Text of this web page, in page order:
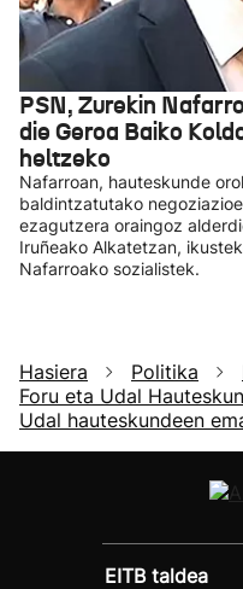
PSN, Zurekin
die Geroa Baiko
heltzeko
Nafarroan, hauteskunde
baldintzatutako
ezagutzera oraingoz
Iruñeako Alkatetzan,
Nafarroako sozialistek.
Hasiera Politika
Foru eta Udal
Udal hauteskundeen
EITB taldea